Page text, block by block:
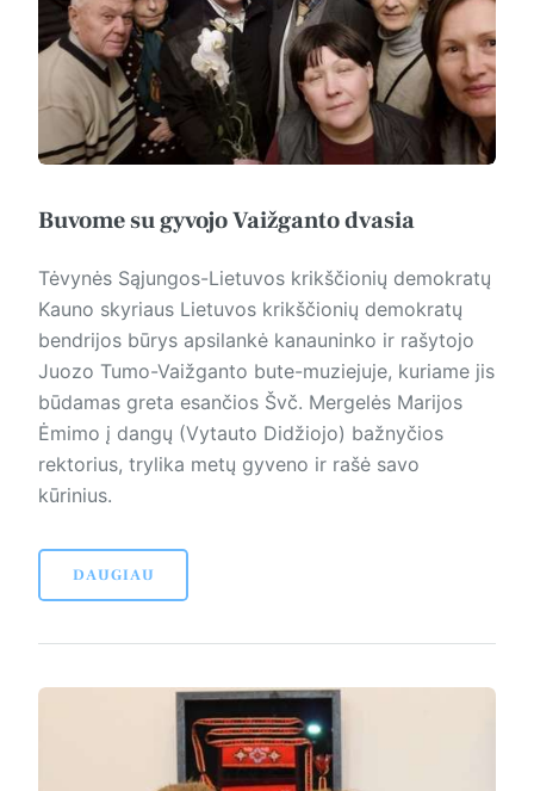
Buvome su gyvojo Vaižganto dvasia
Tėvynės Sąjungos-Lietuvos krikščionių demokratų
Kauno skyriaus Lietuvos krikščionių demokratų
bendrijos būrys apsilankė kanauninko ir rašytojo
Juozo Tumo-Vaižganto bute-muziejuje, kuriame jis
būdamas greta esančios Švč. Mergelės Marijos
Ėmimo į dangų (Vytauto Didžiojo) bažnyčios
rektorius, trylika metų gyveno ir rašė savo
kūrinius.
DAUGIAU